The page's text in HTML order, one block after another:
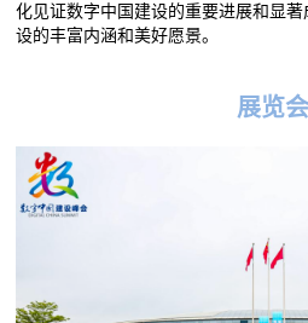
化见证数字中国建设的重要进展和显
设的丰富内涵和美好愿景。
展览会